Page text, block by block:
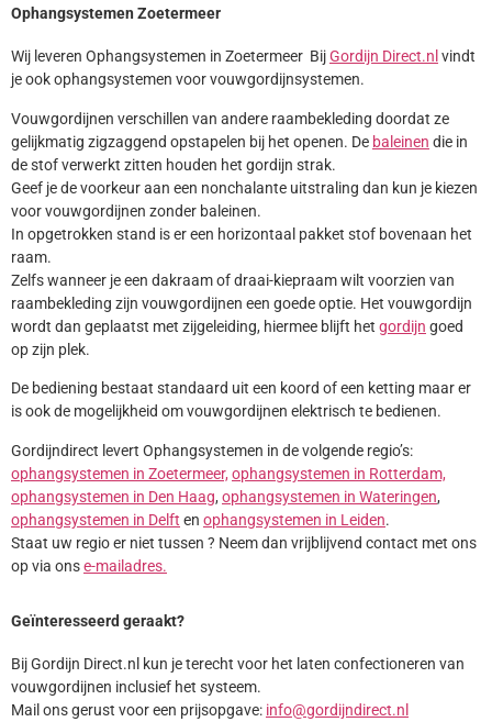
Ophangsystemen Zoetermeer
Wij leveren Ophangsystemen in Zoetermeer BijGordijn Direct.nl vindt
je ook ophangsystemen voor vouwgordijnsystemen.
Vouwgordijnen verschillen van andere raambekleding doordat ze
gelijkmatig zigzaggend opstapelen bij het openen. De baleinen die in
de stof verwerkt zitten houden het gordijn strak.
Geef je de voorkeur aan een nonchalante uitstraling dan kun je kiezen
voor vouwgordijnen zonder baleinen.
In opgetrokken stand is er een horizontaal pakket stof bovenaan het
raam.
Zelfs wanneer je een dakraam of draai-kiepraam wilt voorzien van
raambekleding zijn vouwgordijnen een goede optie. Het vouwgordijn
wordt dan geplaatst met zijgeleiding, hiermee blijft het gordijn goed
op zijn plek.
De bediening bestaat standaard uit een koord of een ketting maar er
is ook de mogelijkheid om vouwgordijnen elektrisch te bedienen.
Gordijndirect levert Ophangsystemen in de volgende regio’s:
ophangsystemen in Zoetermeer, ophangsystemen in Rotterdam,
ophangsystemen in Den Haag, ophangsystemen in Wateringen,
ophangsystemen in Delft en ophangsystemen in Leiden.
Staat uw regio er niet tussen ? Neem dan vrijblijvend contact met ons
op via onse-mailadres.
Geïnteresseerd geraakt?
Bij Gordijn Direct.nl kun je terecht voor het laten confectioneren van
vouwgordijnen inclusief het systeem.
Mail ons gerust voor een prijsopgave: info@gordijndirect.nl